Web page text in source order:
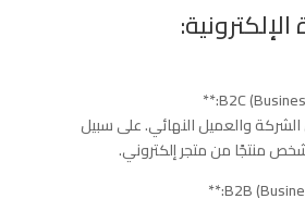
والعميل النهائي. على سبيل
منتجًا من متجر إلكتروني.